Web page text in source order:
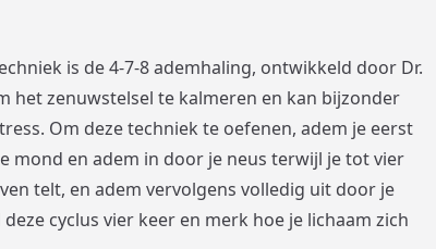
is de 4-7-8 ademhaling, ontwikkeld door Dr.
het zenuwstelsel te kalmeren en kan bijzonder
Om deze techniek te oefenen, adem je eerst
mond en adem in door je neus terwijl je tot vier
telt, en adem vervolgens volledig uit door je
cyclus vier keer en merk hoe je lichaam zich